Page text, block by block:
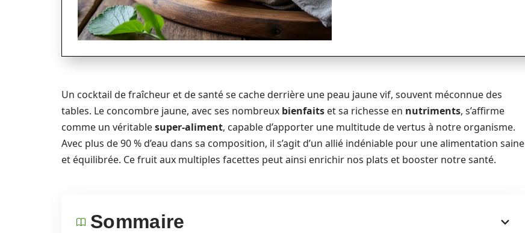
Un cocktail de fraîcheur et de santé se cache derrière une peau jaune vif, souvent méconnue des
tables. Le concombre jaune, avec ses nombreux bienfaits et sa richesse en nutriments, s’affirme
comme un véritablesuper-aliment, capable d’apporter une multitude de vertus à notre organisme.
Avec plus de 90 % d’eau dans sa composition, il s’agit d’un allié indéniable pour une alimentation saine
et équilibrée. Ce fruit aux multiples facettes peut ainsi enrichir nos plats et booster notre santé.
Sommaire